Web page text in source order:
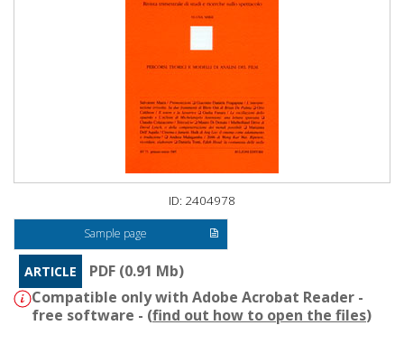
ID: 2404978
Sample page
ARTICLE
PDF (0.91 Mb)
Compatible only with Adobe Acrobat Reader -
free software - (find out how to open the files)